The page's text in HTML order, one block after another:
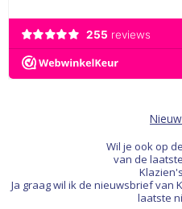
Wil je ook op
van de
Ja graag wil ik de nieuwsbrief van
laatste